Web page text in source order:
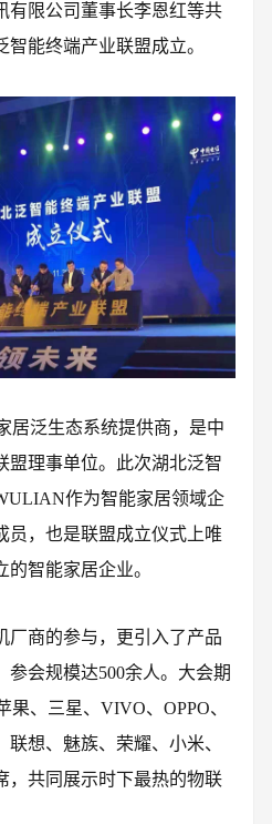
有限公司董事长李恩红等共
智能终端产业联盟成立。
居泛生态系统提供商，是中
盟理事单位。此次湖北泛智
作为智能家居领域企
员，也是联盟成立仪式上唯
智能家居企业。
厂商的参与，更引入了产品
参会规模达500余人。大会期
、三星、VIVO、OPPO、
想、魅族、荣耀、小米、
，共同展示时下最热的物联